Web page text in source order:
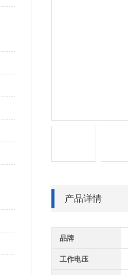
产品详情
品牌
工作电压